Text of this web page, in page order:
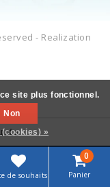
- Realization
de souhaits
0
Panier
site plus fonctionnel.
Non
»